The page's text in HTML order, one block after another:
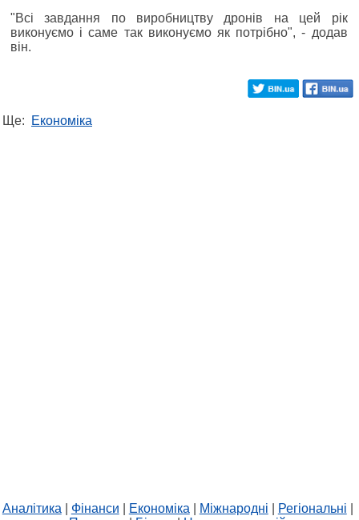
"Всі завдання по виробництву дронів на цей рік
виконуємо і саме так виконуємо як потрібно", - додав
він.
Ще: Економіка
Аналітика Фінанси Економіка Міжнародні Регіональні